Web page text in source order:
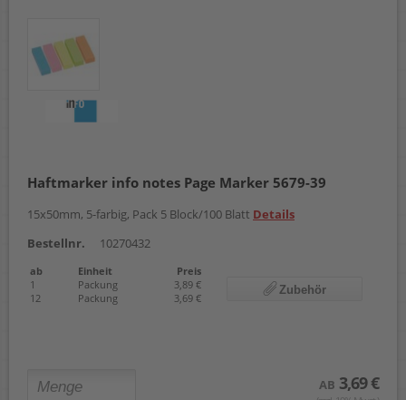
Haftmarker info notes Page Marker 5679-39
15x50mm, 5-farbig, Pack 5 Block/100 Blatt Details
Bestellnr.
10270432
ab Einheit
Preis
1
Packung
3,89 €
12
Packung 3,69 €
Zubehör
AB 3,69 €